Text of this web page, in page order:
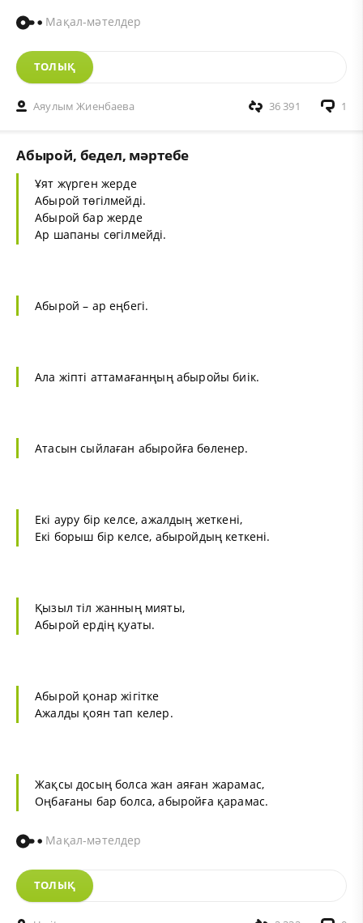
Мақал-мәтелдер
ТОЛЫҚ
Аяулым Жиенбаева 1
36 391
Абырой, бедел, мәртебе
Ұят жүрген жерде
Абырой төгілмейді.
Абырой бар жерде
Ар шапаны сөгілмейді.
Абырой – ар еңбегі.
Ала жіпті аттамағанңың абыройы биік.
Атасын сыйлаған абыройға бөленер.
Екі ауру бір келсе, ажалдың жеткені,
Екі борыш бір келсе, абыройдың кеткені.
Қызыл тіл жанның мияты,
Абырой ердің қуаты.
Абырой қонар жігітке
Ажалды қоян тап келер.
Жақсы досың болса жан аяған жарамас,
Оңбағаны бар болса, абыройға қарамас.
Мақал-мәтелдер
ТОЛЫҚ